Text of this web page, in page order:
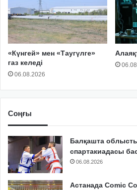
«Күнгей» мен «Таугүлге»
газ келеді
06.08.2026
Соңғы
Балқашта
спартакиадасы
06.08.2026
Астанада Comic